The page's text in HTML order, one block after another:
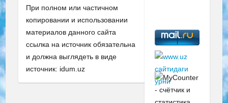
При полном или частичном
копировании и использовании
материалов данного сайта
ссылка на источник обязательна
и должна выглядеть в виде
источник: idum.uz